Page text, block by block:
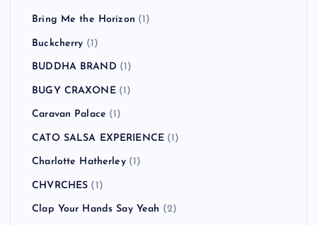
Bring Me the Horizon (1)
Buckcherry (1)
BUDDHA BRAND (1)
BUGY CRAXONE(1)
Caravan Palace (1)
CATO SALSA EXPERIENCE (1)
Charlotte Hatherley(1)
CHVRCHES (1)
Clap Your Hands Say Yeah (2)